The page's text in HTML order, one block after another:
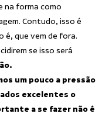
na forma como
Contudo, isso é
é, que vem de fora.
se isso será
um pouco a pressão
excelentes o
a se fazer não é